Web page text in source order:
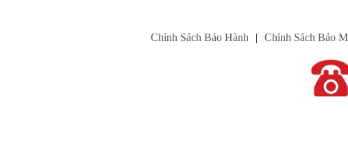
Chính Sách Bảo Hành
| Chính Sách Bảo